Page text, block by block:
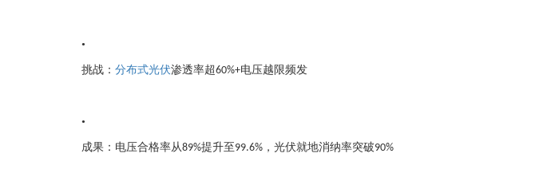
•
挑战： 分布式光伏渗透率超60%+电压越限频发
•
成果：电压合格率从89%提升至 99.6% ，光伏就地消纳率突破90%